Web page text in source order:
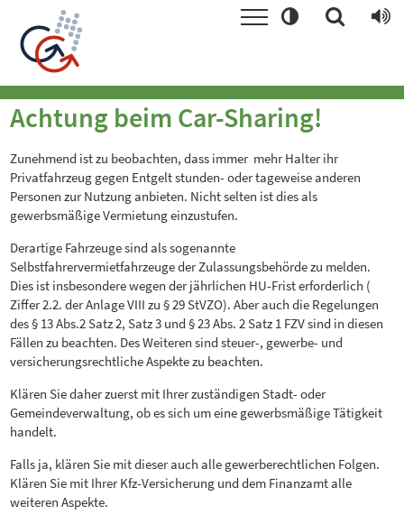
Achtung beim Car-Sharing!
Zunehmend ist zu beobachten, dass immer mehr Halter ihr
Privatfahrzeug gegen Entgelt stunden- oder tageweise anderen
Personen zur Nutzung anbieten. Nicht selten ist dies als
gewerbsmäßige Vermietung einzustufen.
Derartige Fahrzeuge sind als sogenannte
Selbstfahrervermietfahrzeuge der Zulassungsbehörde zu melden.
Dies ist insbesondere wegen der jährlichen HU-Frist erforderlich (
Ziffer 2.2. der Anlage VIII zu § 29 StVZO). Aber auch die Regelungen
des § 13 Abs.2 Satz 2, Satz 3 und § 23 Abs. 2 Satz 1 FZV sind in diesen
Fällen zu beachten. Des Weiteren sind steuer-, gewerbe- und
versicherungsrechtliche Aspekte zu beachten.
Klären Sie daher zuerst mit Ihrer zuständigen Stadt- oder
Gemeindeverwaltung, ob es sich um eine gewerbsmäßige Tätigkeit
handelt.
Falls ja, klären Sie mit dieser auch alle gewerberechtlichen Folgen.
Klären Sie mit Ihrer Kfz-Versicherung und dem Finanzamt alle
weiteren Aspekte.